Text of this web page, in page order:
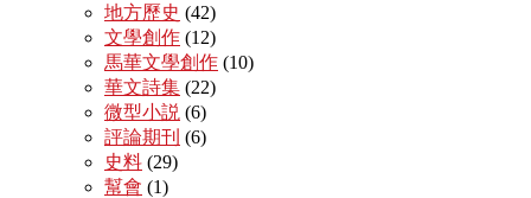
地方歷史 (42)
文學創作 (12)
馬華文學創作 (10)
華文詩集 (22)
微型小説 (6)
評論期刊 (6)
史料 (29)
幫會 (1)